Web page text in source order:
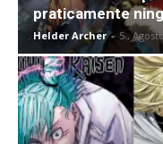
praticamente
Helder Archer - 5 ,